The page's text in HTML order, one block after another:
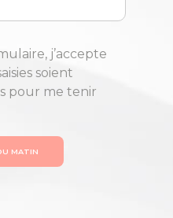
j’accepte
soient
pour me tenir
MATIN